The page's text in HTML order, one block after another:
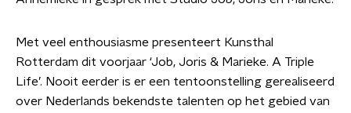
Met veel enthousiasme presenteert Kunsthal
Rotterdam dit voorjaar ‘Job, Joris & Marieke. A Triple
Life’. Nooit eerder is er een tentoonstelling gerealiseerd
over Nederlands bekendste talenten op het gebied van